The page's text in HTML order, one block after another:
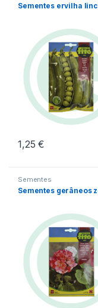
Sementes ervilha
1,25€
Sementes
Sementes gerâneos